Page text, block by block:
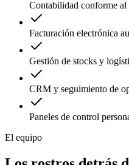
Contabilidad conforme
Facturación electrónica
Gestión de stocks y
CRM y seguimiento de
Paneles de control
El equipo